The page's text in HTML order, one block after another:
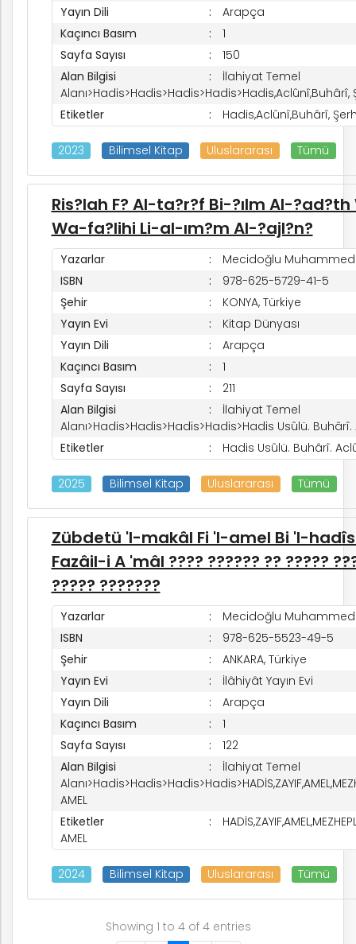
Yayın Dili
Arapça
Kaçıncı Basım
1
Sayfa Sayısı
150
Alan Bilgisi
İlahiyat Temel
Alanı>Hadis>Hadis>Hadis>Hadis>Hadis,Aclûnî,Buhârî,
Etiketler
Hadis,Aclûnî,Buhârî,
2023 Bilimsel Kitap Uluslararası Tümü
Ris?lah F? Al-ta?r?f Bi-?ılm Al-
Wa-fa?lihi Li-al-ım?m Al-?ajl?n?
Yazarlar
Mecidoğlu
ISBN
978-625-5729-41-5
Şehir
KONYA, Türkiye
Yayın Evi
Kitap Dünyası
Yayın Dili
Arapça
Kaçıncı Basım
1
Sayfa Sayısı
211
Alan Bilgisi
İlahiyat Temel
Alanı>Hadis>Hadis>Hadis>Hadis>Hadis Usûlü.
Etiketler
Hadis Usûlü. Buhârî.
2025 Bilimsel Kitap Uluslararası Tümü
Zübdetü 'l-makâl Fi 'l-amel Bi 'l-
Fazâil-i A 'mâl ???? ?????? ?? ?????
????? ???????
Yazarlar
Mecidoğlu
ISBN
978-625-5523-49-5
Şehir
ANKARA, Türkiye
Yayın Evi
İlâhiyât Yayın Evi
Yayın Dili
Arapça
Kaçıncı Basım
1
Sayfa Sayısı
122
Alan Bilgisi
İlahiyat Temel
AMEL
Etiketler
AMEL
2024 Bilimsel Kitap Uluslararası Tümü
Showing 1 to 4 of 4 entries